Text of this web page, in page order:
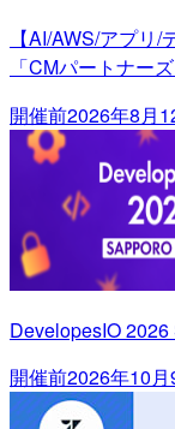
【AI/AWS/アプリ
「CMパートナー
開催前2026年8月
DevelopesIO
開催前2026年10